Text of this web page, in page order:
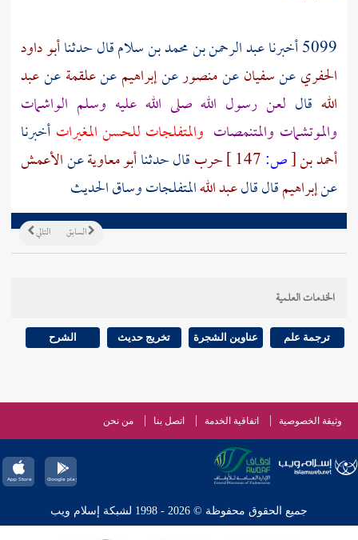
5099 أخبرنا
عبد الرحمن بن محمد بن سلامقال حدثناأبو داود
الحفريعنسفيانعنمنصورعنإبراهيمعنعلقمةعنعبد
الله قال لعن رسول الله صلى الله عليه وسلم الواشمات
والموتشمات والمتنمصات والمتفلجات للحسن المغيرات أخبرنا
أحمد بن[ص: حربقال حدثناأبو معاويةعنالأعمش
عنإبراهيمقال قالعبد اللهالمتفلجات وساق الحديث
التالي السابق
الخدمات العلمية
ترجمة علم عناوين الشجرة تخريج حديث الشرح
وثيقة الخصوصية اتفاقية الخدمة اتصل بنا من نحن
جميع الحقوق محفوظة © 2026 - 1998 لشبكة إسلام ويب